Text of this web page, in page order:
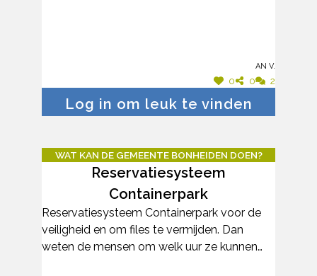
An V.
0 0 2
Log in om leuk te vinden
WAT KAN DE GEMEENTE BONHEIDEN DOEN?
Reservatiesysteem
Containerpark
Reservatiesysteem Containerpark voor de
veiligheid en om files te vermijden. Dan
weten de mensen om welk uur ze kunnen